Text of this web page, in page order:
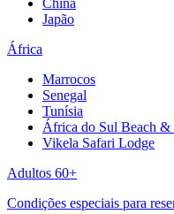
Japão
África
Marrocos
Senegal
Tunísia
África do Sul Beach &
Vikela Safari Lodge
Adultos 60+
Condições especiais para